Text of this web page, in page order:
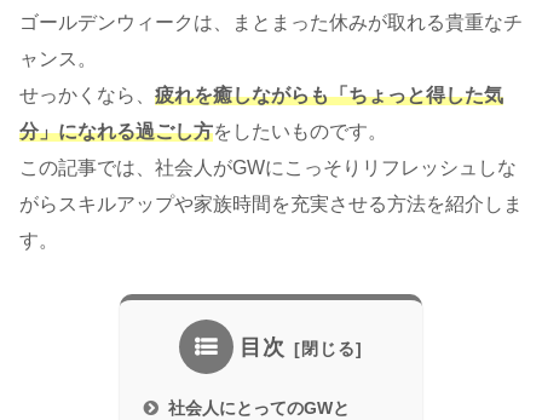
ゴールデンウィークは、まとまった休みが取れる貴重なチ
ャンス。
せっかくなら、 疲れを癒しながらも「ちょっと得した気
分」になれる過ごし方をしたいものです。
この記事では、社会人がGWにこっそりリフレッシュしな
がらスキルアップや家族時間を充実させる方法を紹介しま
す。
目次
社会人にとってのGWと